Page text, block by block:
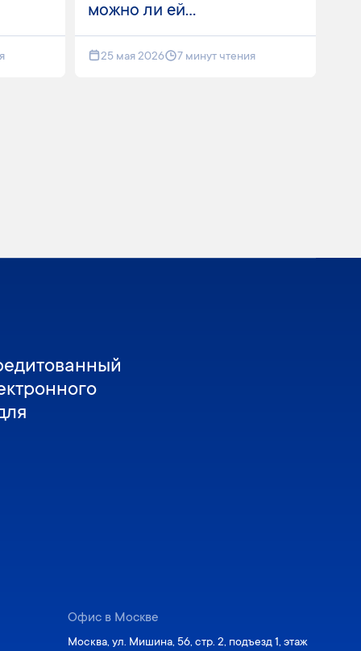
можно ли ей...
25 мая 2026 7 минут чтения
Офис в Москве
Москва, ул. Мишина, 56, стр. 2, подъезд 1, этаж